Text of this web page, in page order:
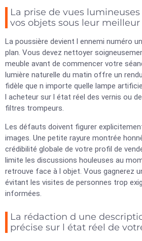
La prise de vues
vos objets sous leur
La poussière devient l ennemi numéro
plan. Vous devez nettoyer
meuble avant de commencer votre
lumière naturelle du matin offre un
fidèle que n importe quelle lampe
l acheteur sur l état réel des vernis ou
filtres trompeurs.
Les défauts doivent figurer
images. Une petite rayure montrée
crédibilité globale de votre profil de
limite les discussions houleuses au
retrouve face à l objet. Vous gagnerez
évitant les visites de personnes trop
informées.
La rédaction d une
précise sur l état réel de